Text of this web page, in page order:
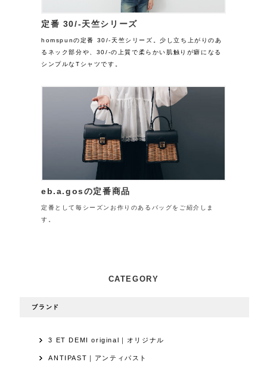
定番 30/-天竺シリーズ
homspunの定番 30/-天竺シリーズ。少し立ち上がりのあ
るネック部分や、30/-の上質で柔らかい肌触りが癖になる
シンプルなTシャツです。
eb.a.gosの定番商品
定番として毎シーズンお作りのあるバッグをご紹介しま
す。
CATEGORY
ブランド
3 ET DEMI original｜オリジナル
ANTIPAST｜アンティパスト